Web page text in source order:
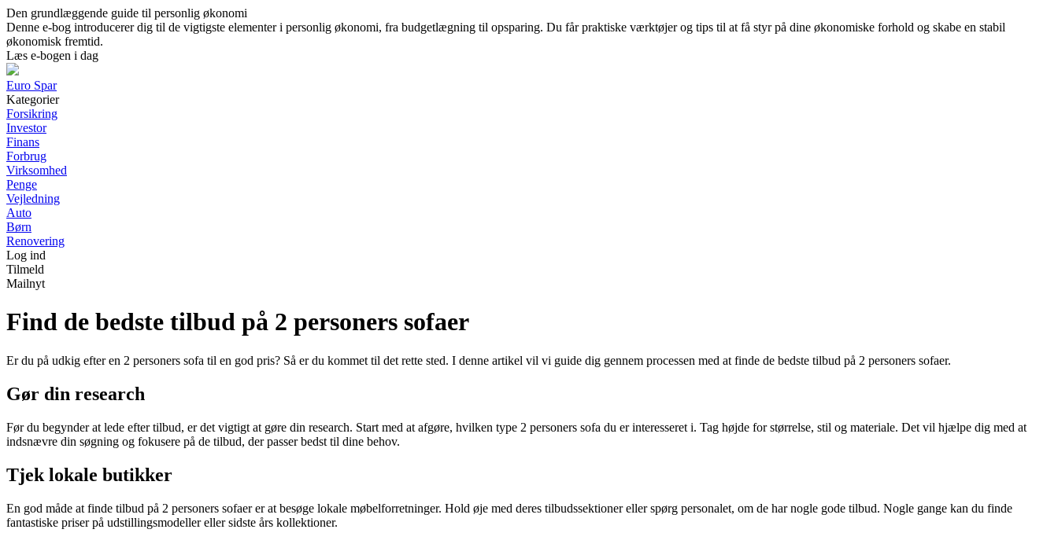
Den grundlæggende guide til personlig økonomi
Denne e-bog introducerer dig til de vigtigste elementer i personlig økonomi, fra budgetlægning til opsparing. Du får praktiske værktøjer og tips til at få styr på dine økonomiske forhold og skabe en stabil
økonomisk fremtid.
Læs e-bogen i dag
Euro Spar
Kategorier
Forsikring
Investor
Finans
Forbrug
Virksomhed
Penge
Vejledning
Auto
Børn
Renovering
Log ind
Tilmeld
Mailnyt
Find de bedste tilbud på 2 personers sofaer
Er du på udkig efter en 2 personers sofa til en god pris? Så er du kommet til det rette sted. I denne artikel vil vi guide dig gennem processen med at finde de bedste tilbud på 2 personers sofaer.
Gør din research
Før du begynder at lede efter tilbud, er det vigtigt at gøre din research. Start med at afgøre, hvilken type 2 personers sofa du er interesseret i. Tag højde for størrelse, stil og materiale. Det vil hjælpe dig med at
indsnævre din søgning og fokusere på de tilbud, der passer bedst til dine behov.
Tjek lokale butikker
En god måde at finde tilbud på 2 personers sofaer er at besøge lokale møbelforretninger. Hold øje med deres tilbudssektioner eller spørg personalet, om de har nogle gode tilbud. Nogle gange kan du finde
fantastiske priser på udstillingsmodeller eller sidste års kollektioner.